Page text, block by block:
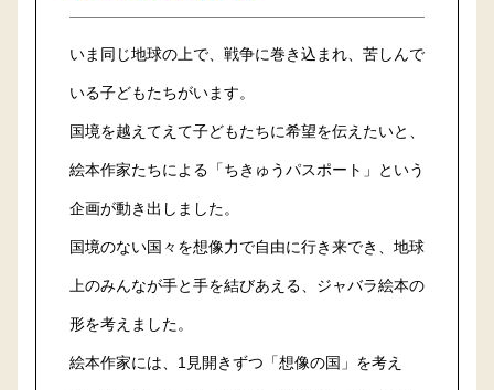
いま同じ地球の上で、戦争に巻き込まれ、苦しんで
いる子どもたちがいます。
国境を越えてえて子どもたちに希望を伝えたいと、
絵本作家たちによる「ちきゅうパスポート」という
企画が動き出しました。
国境のない国々を想像力で自由に行き来でき、地球
上のみんなが手と手を結びあえる、ジャバラ絵本の
形を考えました。
絵本作家には、1見開きずつ「想像の国」を考え